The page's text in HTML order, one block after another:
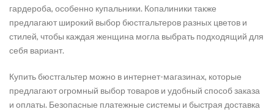
гардероба, особенно купальники. Копалиники также
предлагают широкий выбор бюстгальтеров разных цветов и
стилей, чтобы каждая женщина могла выбрать подходящий для
себя вариант.
Купить бюстгальтер можно в интернет-магазинах, которые
предлагают огромный выбор товаров и удобный способ заказа
и оплаты. Безопасные платежные системы и быстрая доставка